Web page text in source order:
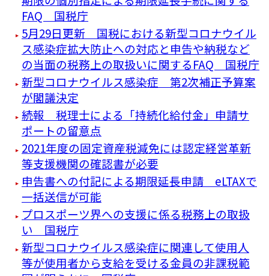
FAQ 国税庁
5月29日更新 国税における新型コロナウイル
ス感染症拡大防止への対応と申告や納税など
の当面の税務上の取扱いに関するFAQ 国税庁
新型コロナウイルス感染症 第2次補正予算案
が閣議決定
続報 税理士による「持続化給付金」申請サ
ポートの留意点
2021年度の固定資産税減免には認定経営革新
等支援機関の確認書が必要
申告書への付記による期限延長申請 eLTAXで
一括送信が可能
プロスポーツ界への支援に係る税務上の取扱
い 国税庁
新型コロナウイルス感染症に関連して使用人
等が使用者から支給を受ける金員の非課税範